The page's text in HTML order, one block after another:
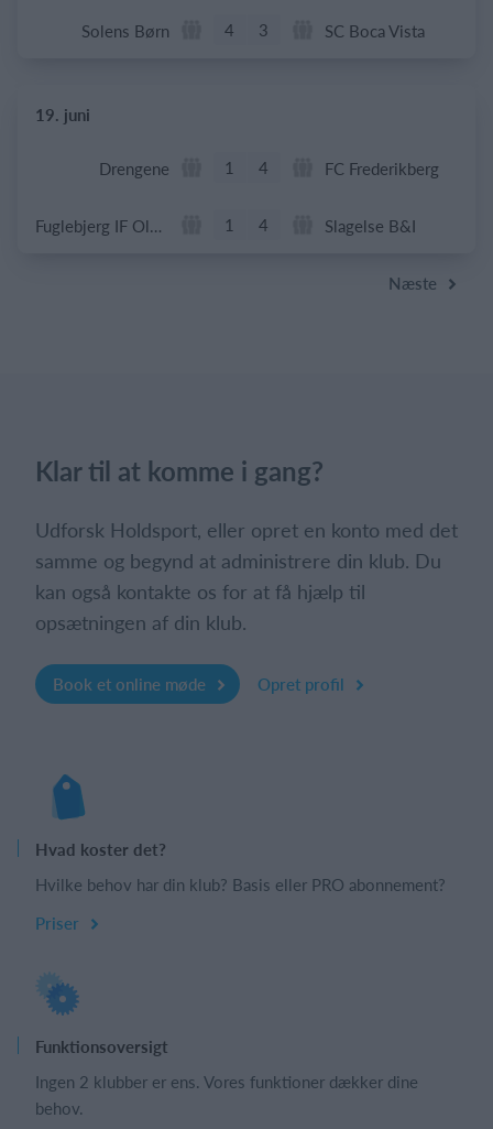
Solens Børn 4 3 SC Boca Vista
19. juni
Drengene 1 4 FC Frederikberg
Fuglebjerg IF Oldboys 1 4 Slagelse B&I
Næste
Klar til at komme i gang?
Udforsk Holdsport, eller opret en konto med det
samme og begynd at administrere din klub. Du
kan også kontakte os for at få hjælp til
opsætningen af din klub.
Book et online møde Opret profil
Hvad koster det?
Hvilke behov har din klub? Basis eller PRO abonnement?
Priser
Funktionsoversigt
Ingen 2 klubber er ens. Vores funktioner dækker dine
behov.